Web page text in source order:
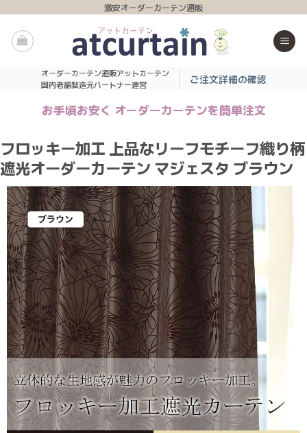
content
激安オーダーカーテン通販
オーダーカーテン通販アットカーテン
国内老舗製造元パートナー運営
ご注文詳細の確認
お手頃お安く オーダーカーテンを簡単注文
フロッキー加工 上品なリーフモチーフ織り柄
遮光オーダーカーテン マジェスタ ブラウン